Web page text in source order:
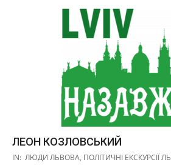
ЛЕОН КОЗЛОВСЬКИЙ
2017-
IN: ЛЮДИ ЛЬВОВА, ПОЛІТИЧНІ ЕКСКУРСІЇ